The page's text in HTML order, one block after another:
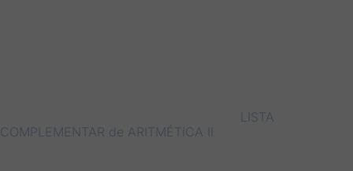
LISTA
COMPLEMENTAR de ARITMÉTICA II